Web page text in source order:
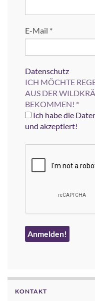
E-Mail *
Datenschutz
ICH MÖCHTE
AUS DER
BEKOMMEN! *
Ich habe die
und akzeptiert!
KONTAKT